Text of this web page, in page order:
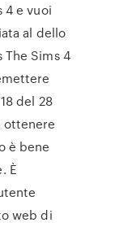
4 e vuoi
al dello
Sims 4
del 28
ottenere
è bene
È
web di